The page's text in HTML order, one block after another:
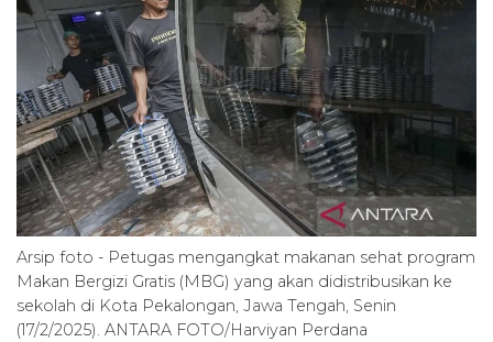
Arsip foto - Petugas mengangkat makanan sehat program
Makan Bergizi Gratis (MBG) yang akan didistribusikan ke
sekolah di Kota Pekalongan, Jawa Tengah, Senin
(17/2/2025). ANTARA FOTO/Harviyan Perdana